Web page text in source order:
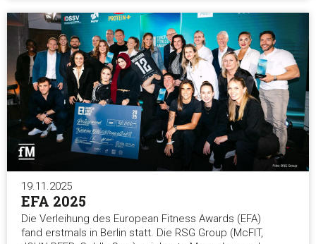
19.11.2025
EFA 2025
Die Verleihung des European Fitness Awards (EFA)
fand erstmals in Berlin statt. Die RSG Group (McFIT,